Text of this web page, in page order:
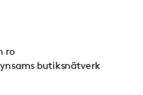
ro
butiksnätverk